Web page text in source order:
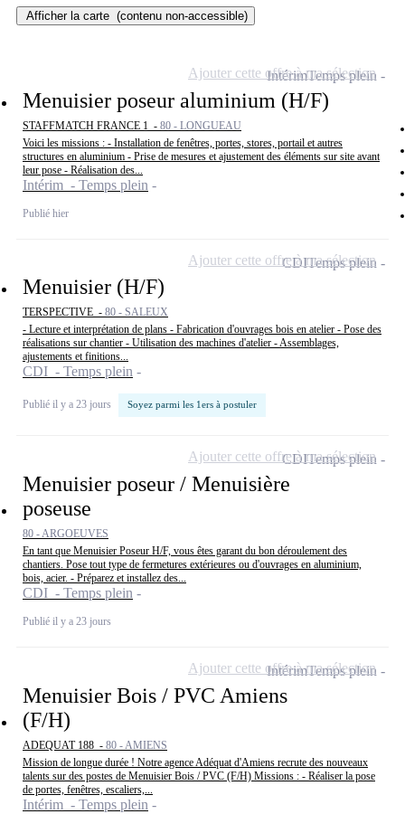
Afficher la carte (contenu non-accessible)
Menuisier poseur aluminium (H/F)
STAFFMATCH FRANCE 1 - 80 - LONGUEAU
Voici les missions : - Installation de fenêtres, portes, stores, portail et autres
structures en aluminium - Prise de mesures et ajustement des éléments sur site avant
leur pose - Réalisation des...
Intérim - Temps plein
Publié hier
IntérimTemps plein
Ajouter cette offre à ma sélection
Menuisier (H/F)
TERSPECTIVE - 80 - SALEUX
- Lecture et interprétation de plans - Fabrication d'ouvrages bois en atelier - Pose des
réalisations sur chantier - Utilisation des machines d'atelier - Assemblages,
ajustements et finitions...
CDI - Temps plein
Publié il y a 23 jours Soyez parmi les 1ers à postuler
CDITemps plein
Ajouter cette offre à ma sélection
Menuisier poseur / Menuisière
poseuse
80 - ARGOEUVES
En tant que Menuisier Poseur H/F, vous êtes garant du bon déroulement des
chantiers. Pose tout type de fermetures extérieures ou d'ouvrages en aluminium,
bois, acier. - Préparez et installez des...
CDI - Temps plein
Publié il y a 23 jours
CDITemps plein
Ajouter cette offre à ma sélection
Menuisier Bois / PVC Amiens
(F/H)
ADEQUAT 188 - 80 - AMIENS
Mission de longue durée ! Notre agence Adéquat d'Amiens recrute des nouveaux
talents sur des postes de Menuisier Bois / PVC (F/H) Missions : - Réaliser la pose
de portes, fenêtres, escaliers,...
Intérim - Temps plein
IntérimTemps plein
Ajouter cette offre à ma sélection